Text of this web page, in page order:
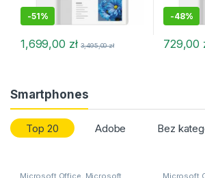
-51%
1,699,00 zł 3,495,00zł
-48%
729,00
Smartphones
Top 20 Adobe Bez
Microsoft Office, Microsoft Microsoft